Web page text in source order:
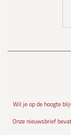
Wil je op de hoogte
Onze nieuwsbrief